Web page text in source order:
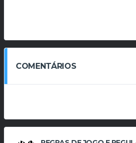
COMENTÁRIOS